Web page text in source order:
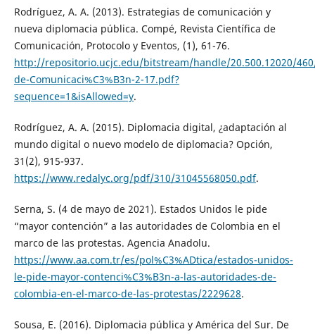
Rodríguez, A. A. (2013). Estrategias de comunicación y
nueva diplomacia pública. Compé, Revista Científica de
Comunicación, Protocolo y Eventos, (1), 61-76.
http://repositorio.ucjc.edu/bitstream/handle/20.500.12020/
de-Comunicaci%C3%B3n-2-17.pdf?
sequence=1&isAllowed=y.
Rodríguez, A. A. (2015). Diplomacia digital, ¿adaptación al
mundo digital o nuevo modelo de diplomacia? Opción,
31(2), 915-937.
https://www.redalyc.org/pdf/310/31045568050.pdf.
Serna, S. (4 de mayo de 2021). Estados Unidos le pide
“mayor contención” a las autoridades de Colombia en el
marco de las protestas. Agencia Anadolu.
https://www.aa.com.tr/es/pol%C3%ADtica/estados-unidos-
le-pide-mayor-contenci%C3%B3n-a-las-autoridades-de-
colombia-en-el-marco-de-las-protestas/2229628.
Sousa, E. (2016). Diplomacia pública y América del Sur. De